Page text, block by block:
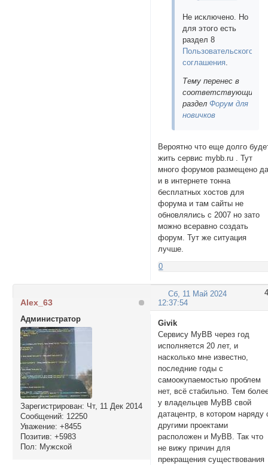
Не исключено. Но
для этого есть
раздел 8
Пользовательского
соглашения
Тему перенес в
соответствующий
разделФорум для
новичков
Вероятно что еще долго
жить сервис mybb.ru . Тут
много форумов размещено
и в интернете тонна
бесплатных хостов для
форума и там сайты не
обновлялись с 2007 но зато
можно всеравно создать
форум. Тут же ситуация
лучше.
0
4
Сб, 11 Май 2024
12:37:54
Alex_63
Администратор
Зарегистрирован: Чт, 11 Дек 2014
Сообщений: 12250
Уважение: +8455
Позитив: +5983
Пол: Мужской
Givik
Сервису MyBB через год
исполняется 20 лет, и
насколько мне известно,
последние годы с
самоокупаемостью проблем
нет, всё стабильно. Тем
у владельцев MyBB свой
датацентр, в котором наряду
другими проектами
расположен и MyBB. Так что
не вижу причин для
прекращения существования